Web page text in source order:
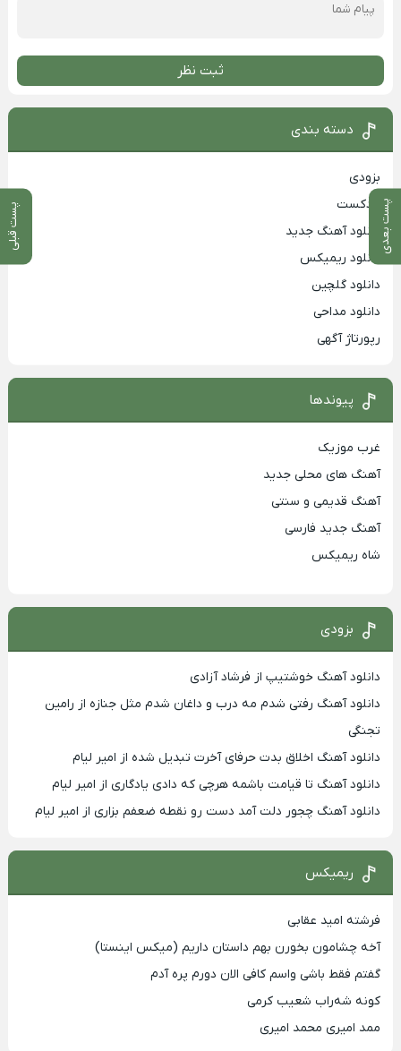
پست بعدی پست قبلی
ثبت نظر
دسته بندی
بزودی
پادکست
دانلود آهنگ جدید
دانلود ریمیکس
دانلود گلچین
دانلود مداحی
رپورتاژ آگهی
پیوندها
غرب موزیک
آهنگ های محلی جدید
آهنگ قدیمی و سنتی
آهنگ جدید فارسی
شاه ریمیکس
بزودی
دانلود آهنگ خوشتیپ از فرشاد آزادی
دانلود آهنگ رفتی شدم مه درب و داغان شدم مثل جنازه از رامین
تجنگی
دانلود آهنگ اخلاق بدت حرفای آخرت تبدیل شده از امیر لیام
دانلود آهنگ تا قیامت باشمه هرچی که دادی یادگاری از امیر لیام
دانلود آهنگ چجور دلت آمد دست رو نقطه ضعفم بزاری از امیر لیام
ریمیکس
فرشته امید عقابی
آخه چشامون بخورن بهم داستان داریم (میکس اینستا)
گفتم فقط باشی واسم کافی الان دورم پره آدم
کونه شه‌راب شعیب کرمی
ممد امیری محمد امیری